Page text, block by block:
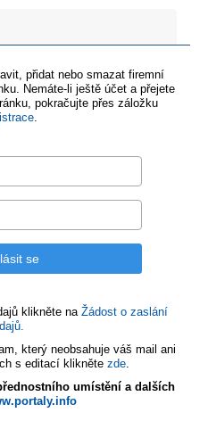
přidat nebo smazat firemní
Nemáte-li ještě účet a přejete
pokračujte přes záložku
.
klikněte na Žádost o zaslání
který neobsahuje váš mail ani
s editací klikněte zde.
umístění a dalších